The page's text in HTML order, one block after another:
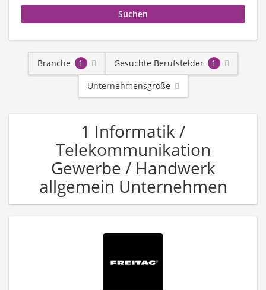
Branche 1 Gesuchte Berufsfelder
1
Unternehmensgröße
1 Informatik /
Telekommunikation
Gewerbe / Handwerk
allgemein Unternehmen